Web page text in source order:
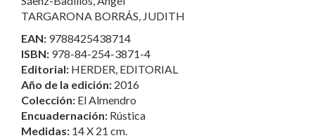
TARGARONA BORRÁS, JUDITH
EAN: 9788425438714
ISBN: 978-84-254-3871-4
Editorial: HERDER, EDITORIAL
Año de la edición: 2016
Colección: El Almendro
Encuadernación: Rústica
Medidas: 14 X 21 cm.